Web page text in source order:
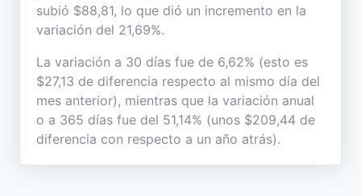
subió $88,81, lo que dió un incremento en la
variación del 21,69%.
La variación a 30 días fue de 6,62% (esto es
$27,13 de diferencia respecto al mismo día del
mes anterior), mientras que la variación anual
o a 365 días fue del 51,14% (unos $209,44 de
diferencia con respecto a un año atrás).